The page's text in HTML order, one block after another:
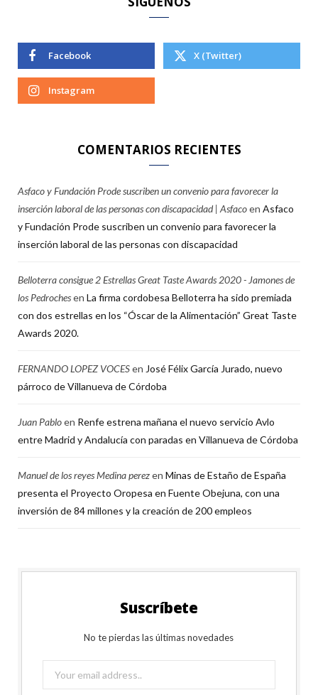
Facebook X (Twitter)
Instagram
COMENTARIOS RECIENTES
Asfaco y Fundación Prode suscriben un convenio para favorecer la
inserción laboral de las personas con discapacidad | Asfacoen Asfaco
y Fundación Prode suscriben un convenio para favorecer la
inserción laboral de las personas con discapacidad
Belloterra consigue 2 Estrellas Great Taste Awards 2020 - Jamones de
los Pedrochesen La firma cordobesa Belloterra ha sido premiada
con dos estrellas en los “Óscar de la Alimentación” Great Taste
Awards 2020.
FERNANDO LOPEZ VOCESen José Félix García Jurado, nuevo
párroco de Villanueva de Córdoba
Juan Pabloen Renfe estrena mañana el nuevo servicio Avlo
entre Madrid y Andalucía con paradas en Villanueva de Córdoba
Manuel de los reyes Medina perezen Minas de Estaño de España
presenta el Proyecto Oropesa en Fuente Obejuna, con una
inversión de 84 millones y la creación de 200 empleos
Suscríbete
No te pierdas las últimas novedades